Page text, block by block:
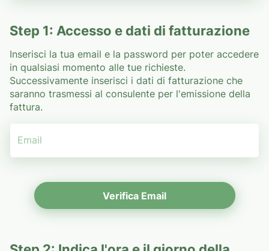
Step 1: Accesso e dati di fatturazione
Inserisci la tua email e la password per poter accedere
in qualsiasi momento alle tue richieste.
Successivamente inserisci i dati di fatturazione che
saranno trasmessi al consulente per l'emissione della
fattura.
Email
Verifica Email